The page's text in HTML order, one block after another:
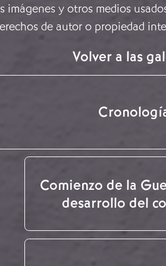
y otros medios
de autor o propiedad
Volver a las
Comienzo de la
desarrollo del